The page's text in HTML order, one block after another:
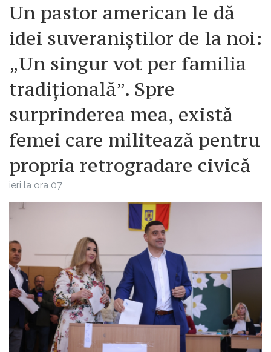
Un pastor american le dă
idei suveraniștilor de la noi:
„Un singur vot per familia
tradițională”. Spre
surprinderea mea, există
femei care militează pentru
propria retrogradare civică
ieri la ora 07